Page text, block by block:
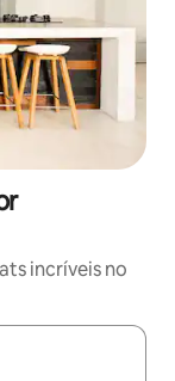
incríveis no
explore-os